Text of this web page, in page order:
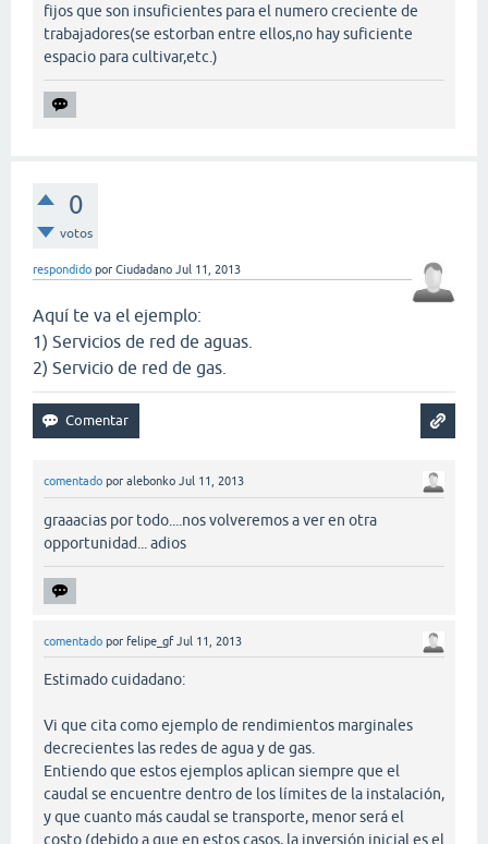
fijos que son insuficientes para el numero creciente de
trabajadores(se estorban entre ellos,no hay suficiente
espacio para cultivar,etc.)
0
votos
respondido por Ciudadano Jul 11, 2013
Aquí te va el ejemplo:
1) Servicios de red de aguas.
2) Servicio de red de gas.
comentado por alebonko Jul 11, 2013
graaacias por todo....nos volveremos a ver en otra
opportunidad... adios
comentado por felipe_gf Jul 11, 2013
Estimado cuidadano:
Vi que cita como ejemplo de rendimientos marginales
decrecientes las redes de agua y de gas.
Entiendo que estos ejemplos aplican siempre que el
caudal se encuentre dentro de los límites de la instalación,
y que cuanto más caudal se transporte, menor será el
costo (debido a que en estos casos, la inversión inicial es el